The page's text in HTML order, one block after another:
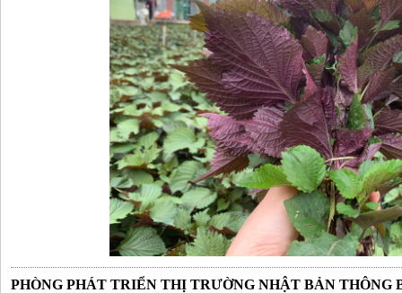
PHÒNG PHÁT TRIỂN THỊ TRƯỜNG NHẬT BẢN THÔNG